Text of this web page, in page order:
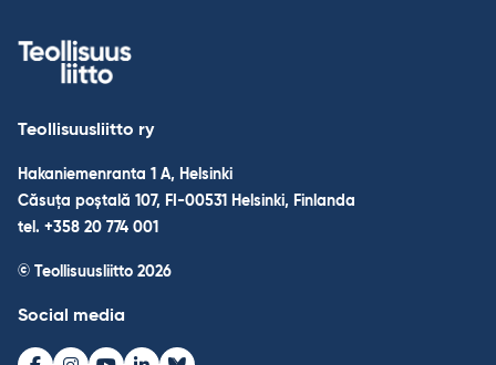
Teollisuusliitto ry
Hakaniemenranta 1 A, Helsinki
Căsuța poștală 107, FI-00531 Helsinki, Finlanda
tel. +358 20 774 001
© Teollisuusliitto 2026
Social media